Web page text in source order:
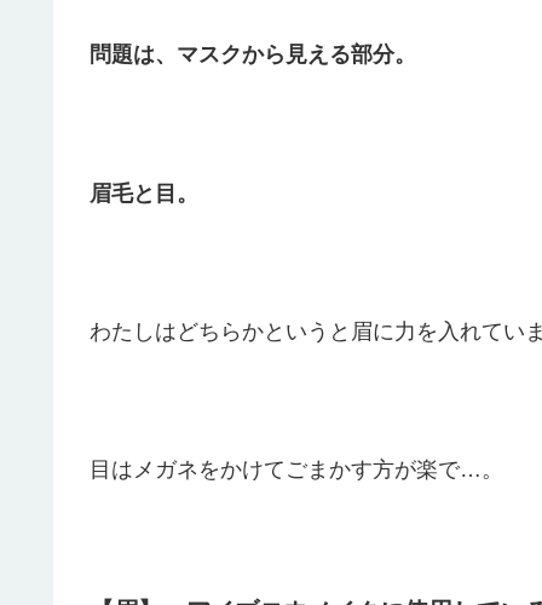
問題は、マスクから見える部分。
眉毛と目。
わたしはどちらかというと眉に力を入れてい
目はメガネをかけてごまかす方が楽で…。